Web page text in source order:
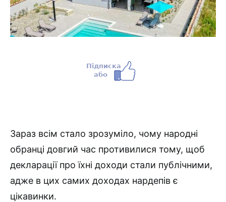
Зараз всім стало зрозуміло, чому народні
обранці довгий час противилися тому, щоб
декларації про їхні доходи стали публічними,
адже в цих самих доходах нардепів є
цікавинки.